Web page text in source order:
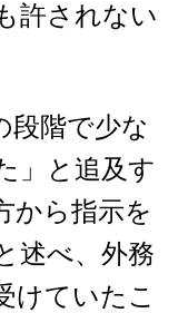
許されない
階で少な
」と追及す
から指示を
述べ、外務
けていたこ